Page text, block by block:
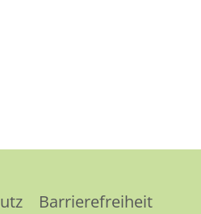
Barrierefreiheit